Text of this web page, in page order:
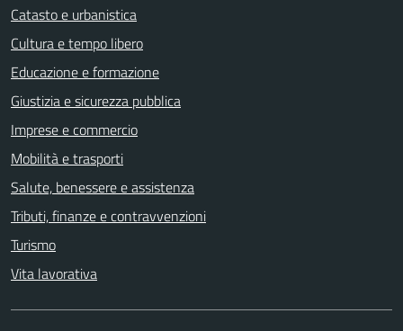
Catasto e urbanistica
Cultura e tempo libero
Educazione e formazione
Giustizia e sicurezza pubblica
Imprese e commercio
Mobilità e trasporti
Salute, benessere e assistenza
Tributi, finanze e contravvenzioni
Turismo
Vita lavorativa